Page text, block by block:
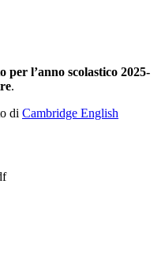
per l’anno scolastico 2025-
.
di Cambridge English